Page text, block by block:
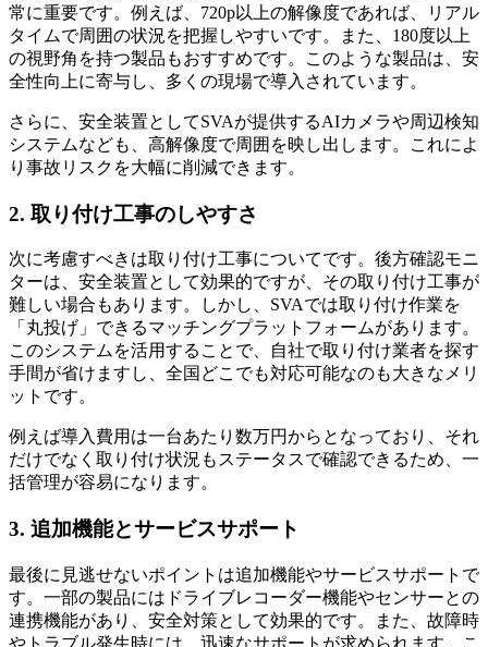
常に重要です。例えば、720p以上の解像度であれば、リアル
タイムで周囲の状況を把握しやすいです。また、180度以上
の視野角を持つ製品もおすすめです。このような製品は、安
全性向上に寄与し、多くの現場で導入されています。
さらに、安全装置としてSVAが提供するAIカメラや周辺検知
システムなども、高解像度で周囲を映し出します。これによ
り事故リスクを大幅に削減できます。
2. 取り付け工事のしやすさ
次に考慮すべきは取り付け工事についてです。後方確認モニ
ターは、安全装置として効果的ですが、その取り付け工事が
難しい場合もあります。しかし、SVAでは取り付け作業を
「丸投げ」できるマッチングプラットフォームがあります。
このシステムを活用することで、自社で取り付け業者を探す
手間が省けますし、全国どこでも対応可能なのも大きなメリ
ットです。
例えば導入費用は一台あたり数万円からとなっており、それ
だけでなく取り付け状況もステータスで確認できるため、一
括管理が容易になります。
3. 追加機能とサービスサポート
最後に見逃せないポイントは追加機能やサービスサポートで
す。一部の製品にはドライブレコーダー機能やセンサーとの
連携機能があり、安全対策として効果的です。また、故障時
やトラブル発生時には、迅速なサポートが求められます。こ